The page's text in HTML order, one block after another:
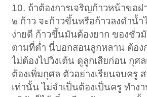
10. ถ้าต้องการเจริญก้าวหน้าขอฝ
๒ ก้าว จะก้าวขึ้นหรือก้าวลงดำน้ำ
ง่ายดี ก้าวขึ้นมันต้องยาก ของชั่ว
ตามที่ต่ำ นี่บอกสอนลูกหลาน ต้อง
ไม่ต้องไปวิ่งเต้น ดูลูกเสียก่อน กุศ
ต้องเพิ่มกุศล ตัวอย่างเรียนจบครู
เท่านั้น ไม่จำเป็นต้องเป็นครู ทำง